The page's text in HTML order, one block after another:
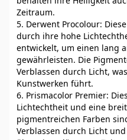
Zeitraum.
5. Derwent Procolour:
durch ihre hohe
entwickelt, um einen lang
gewährleisten. Die
Verblassen durch Licht,
Kunstwerken führt.
6. Prismacolor Premier:
Lichtechtheit und eine
pigmentreichen Farben
Verblassen durch Licht